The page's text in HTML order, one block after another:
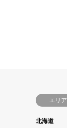
エリア
北海道